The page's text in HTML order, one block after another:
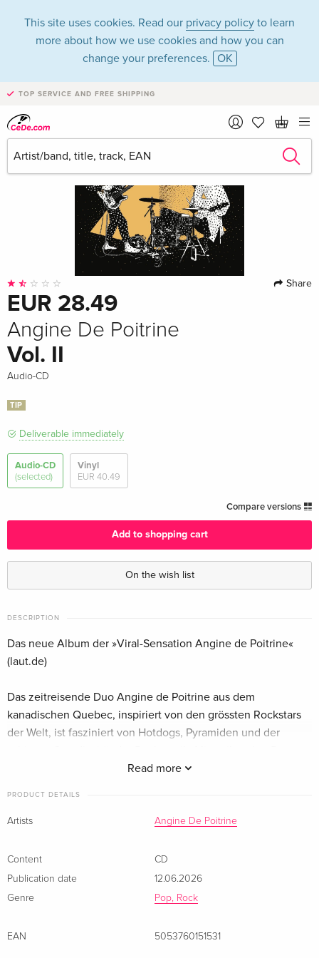
This site uses cookies. Read our privacy policy to learn
more about how we use cookies and how you can
change your preferences. OK
TOP SERVICE AND FREE SHIPPING
Share
EUR 28.49
Angine De Poitrine
Vol. II
Audio-CD
TIP
Deliverable immediately
Audio-CD
(selected)
Vinyl
EUR 40.49
Compare versions
Add to shopping cart
On the wish list
DESCRIPTION
Read more
Das neue Album der »Viral-Sensation Angine de Poitrine«
(laut.de)
Das zeitreisende Duo Angine de Poitrine aus dem
kanadischen Quebec, inspiriert von den grössten Rockstars
der Welt, ist fasziniert von Hotdogs, Pyramiden und der
Grooves und kunstvoll geschichteten mikrotonalen Gitarren
Live-Session bei KEXP hat bereits Millionen von Aufrufen
Single und Album-Opener »Fabienk« zu den 50
meistgesuchten Songs weltweit auf Shazam. Hinzu kommen
in wenigen Minuten ausverkaufte Konzerte, Auftritte auf
Vinylpressungen, um die Nachfrage zu decken… All das ist
PRODUCT DETAILS
Artists Angine De Poitrine
Content
CD
Publication date
12.06.2026
Genre
Pop, Rock
EAN 5053760151531